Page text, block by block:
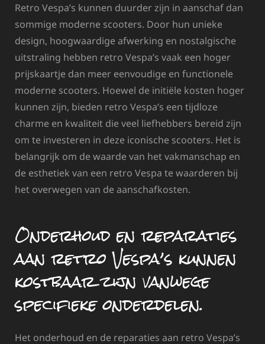
Retro Vespa’s kunnen duurder zijn in aanschaf dan
sommige moderne scooters. Door hun unieke
design, hoogwaardige afwerking en nostalgische
uitstraling hebben retro Vespa’s vaak een hoger
prijskaartje dan meer eenvoudige en functionele
moderne scooters. Hoewel de initiële kosten hoger
kunnen zijn, bieden retro Vespa’s een tijdloze
charme en kwaliteit die veel liefhebbers bereid zijn
om te investeren in deze iconische scooters. Het is
belangrijk om de waarde van het vakmanschap en
de esthetiek van een retro Vespa te waarderen bij
het overwegen van de aanschafkosten.
Onderhoud en reparaties
aan retro Vespa’s kunnen
kostbaar zijn vanwege
specifieke onderdelen.
Het onderhoud en de reparaties aan retro Vespa’s